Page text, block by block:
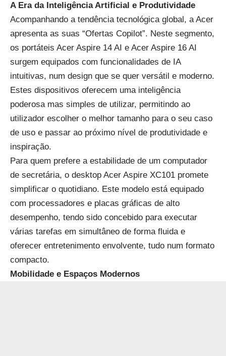
A Era da Inteligência Artificial e Produtividade
Acompanhando a tendência tecnológica global, a Acer
apresenta as suas “Ofertas Copilot”. Neste segmento,
os portáteis Acer Aspire 14 AI e Acer Aspire 16 AI
surgem equipados com funcionalidades de IA
intuitivas, num design que se quer versátil e moderno.
Estes dispositivos oferecem uma inteligência
poderosa mas simples de utilizar, permitindo ao
utilizador escolher o melhor tamanho para o seu caso
de uso e passar ao próximo nível de produtividade e
inspiração.
Para quem prefere a estabilidade de um computador
de secretária, o desktop Acer Aspire XC101 promete
simplificar o quotidiano. Este modelo está equipado
com processadores e placas gráficas de alto
desempenho, tendo sido concebido para executar
várias tarefas em simultâneo de forma fluida e
oferecer entretenimento envolvente, tudo num formato
compacto.
Mobilidade e Espaços Modernos